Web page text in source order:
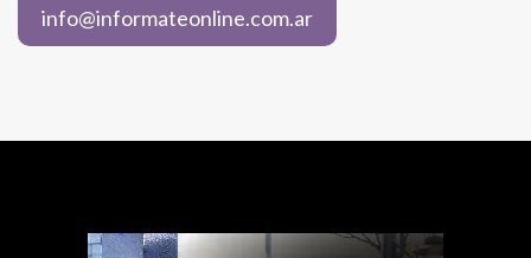
info@informateonline.com.ar